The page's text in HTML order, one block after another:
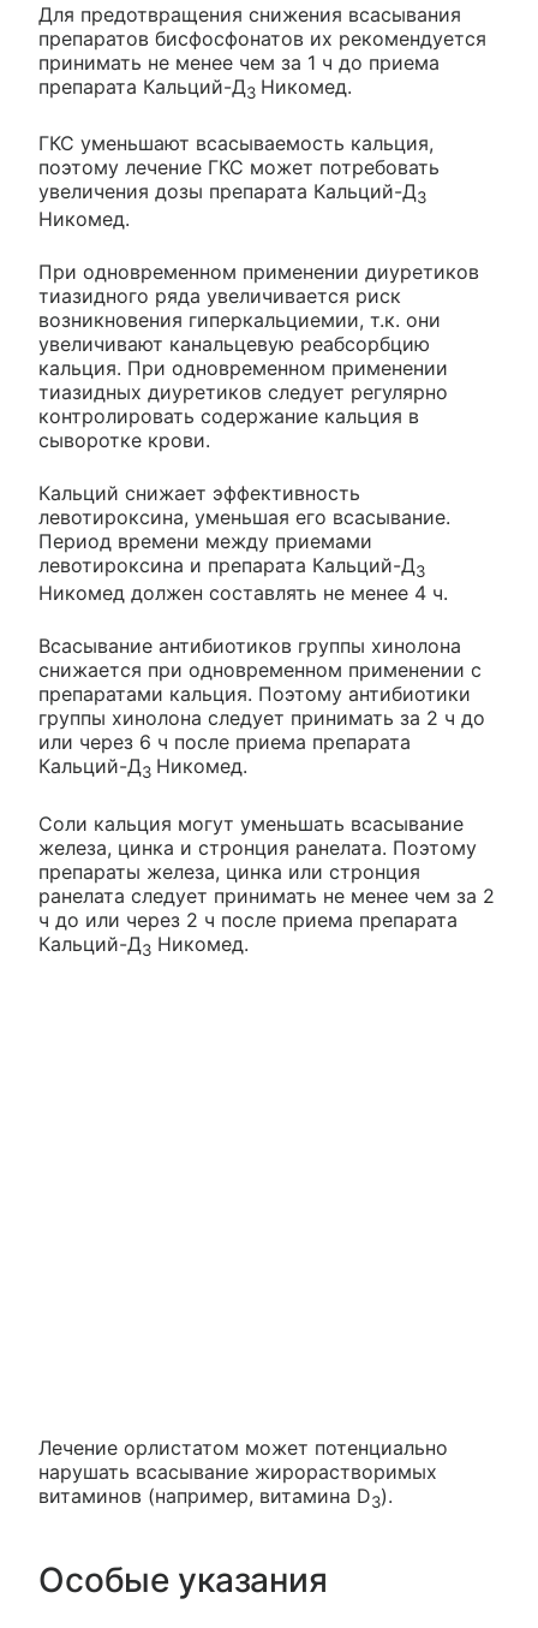
Для предотвращения снижения всасывания
препаратов бисфосфонатов их рекомендуется
принимать не менее чем за 1 ч до приема
препарата Кальций-Д3 Никомед.
ГКС уменьшают всасываемость кальция,
поэтому лечение ГКС может потребовать
увеличения дозы препарата Кальций-Д3
Никомед.
При одновременном применении диуретиков
тиазидного ряда увеличивается риск
возникновения гиперкальциемии, т.к. они
увеличивают канальцевую реабсорбцию
кальция. При одновременном применении
тиазидных диуретиков следует регулярно
контролировать содержание кальция в
сыворотке крови.
Кальций снижает эффективность
левотироксина, уменьшая его всасывание.
Период времени между приемами
левотироксина и препарата Кальций-Д3
Никомед должен составлять не менее 4 ч.
Всасывание антибиотиков группы хинолона
снижается при одновременном применении с
препаратами кальция. Поэтому антибиотики
группы хинолона следует принимать за 2 ч до
или через 6 ч после приема препарата
Кальций-Д3 Никомед.
Соли кальция могут уменьшать всасывание
железа, цинка и стронция ранелата. Поэтому
препараты железа, цинка или стронция
ранелата следует принимать не менее чем за 2
ч до или через 2 ч после приема препарата
Кальций-Д3 Никомед.
Лечение орлистатом может потенциально
нарушать всасывание жирорастворимых
витаминов (например, витамина D3).
Особые указания